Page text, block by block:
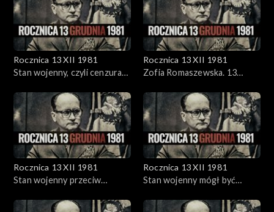
Rocznica 13 XII 1981
Stan wojenny, czyli cenzura
Rocznica 13 XII 1981
Zofia Romaszewska. 13
Rocznica 13 XII 1981
Stan wojenny przeciw
Stoczni Gdańskiej (1983)
Rocznica 13 XII 1981
Stan wojenny mógł być
Rakowski w Stoczni